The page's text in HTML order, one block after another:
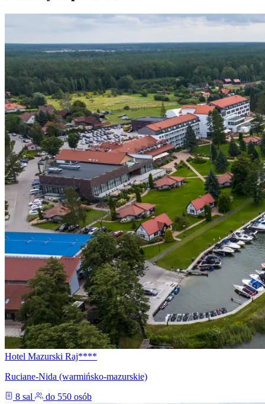
Hotel Mazurski Raj****
Ruciane-Nida (warmińsko-mazurskie)
8 sal
do 550 osób